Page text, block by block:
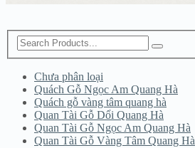
Chưa phân loại
Quách Gỗ Ngọc Am Quang Hà
Quách gỗ vàng tâm quang hà
Quan Tài Gỗ Dổi Quang Hà
Quan Tài Gỗ Ngọc Am Quang Hà
Quan Tài Gỗ Vàng Tâm Quang Hà